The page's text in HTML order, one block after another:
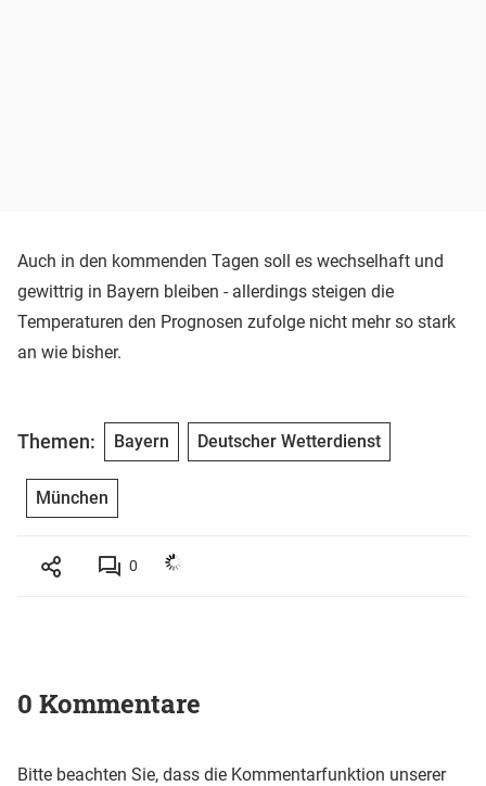
Auch in den kommenden Tagen soll es wechselhaft und
gewittrig in Bayern bleiben - allerdings steigen die
Temperaturen den Prognosen zufolge nicht mehr so stark
an wie bisher.
Themen: Bayern Deutscher Wetterdienst
München
0
0 Kommentare
Bitte beachten Sie, dass die Kommentarfunktion unserer